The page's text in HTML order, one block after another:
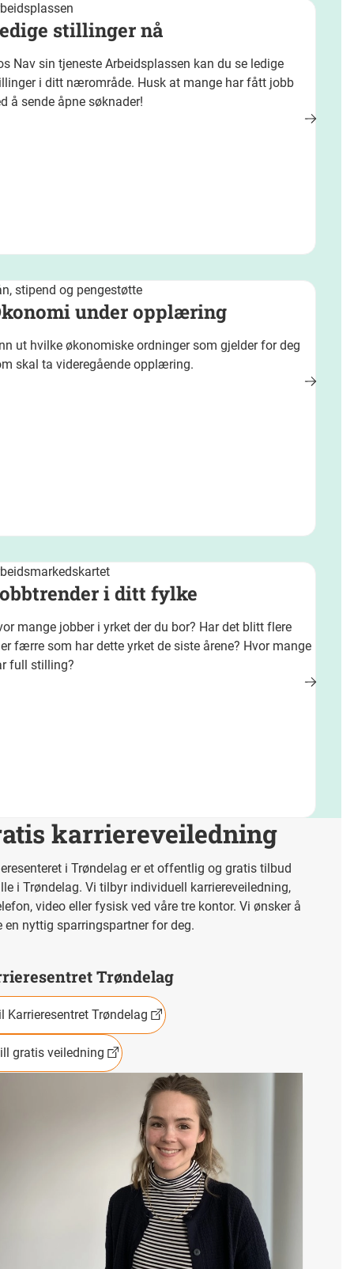
stillinger nå
Nav sin tjeneste Arbeidsplassen kan du se ledige
i ditt nærområde. Husk at mange har fått jobb
å sende åpne søknader!
stipend og pengestøtte
under opplæring
ut hvilke økonomiske ordninger som gjelder for deg
skal ta videregående opplæring.
i ditt fylke
mange jobber i yrket der du bor? Har det blitt flere
færre som har dette yrket de siste årene? Hvor mange
full stilling?
karriereveiledning
i Trøndelag er et offentlig og gratis tilbud
i Trøndelag. Vi tilbyr individuell karriereveiledning,
video eller fysisk ved våre tre kontor. Vi ønsker å
en nyttig sparringspartner for deg.
Trøndelag
Karrieresentret Trøndelag
gratis veiledning